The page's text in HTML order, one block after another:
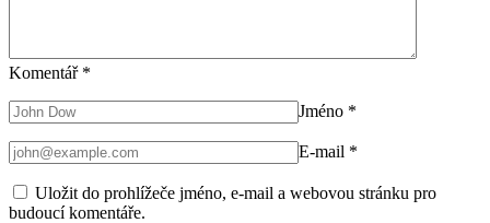
Komentář *
Jméno *
E-mail *
Uložit do prohlížeče jméno, e-mail a webovou stránku pro
budoucí komentáře.